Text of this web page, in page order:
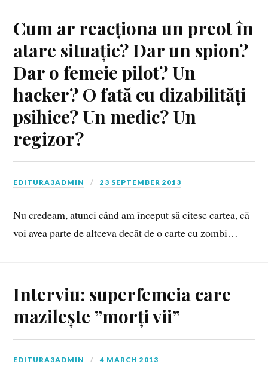
Cum ar reacționa un preot în
atare situație? Dar un spion?
Dar o femeie pilot? Un
hacker? O fată cu dizabilități
psihice? Un medic? Un
regizor?
EDITURA3ADMIN 23 SEPTEMBER 2013
Nu credeam, atunci când am început să citesc cartea, că
voi avea parte de altceva decât de o carte cu zombi…
Interviu: superfemeia care
mazilește ”morți vii”
EDITURA3ADMIN 4 MARCH 2013